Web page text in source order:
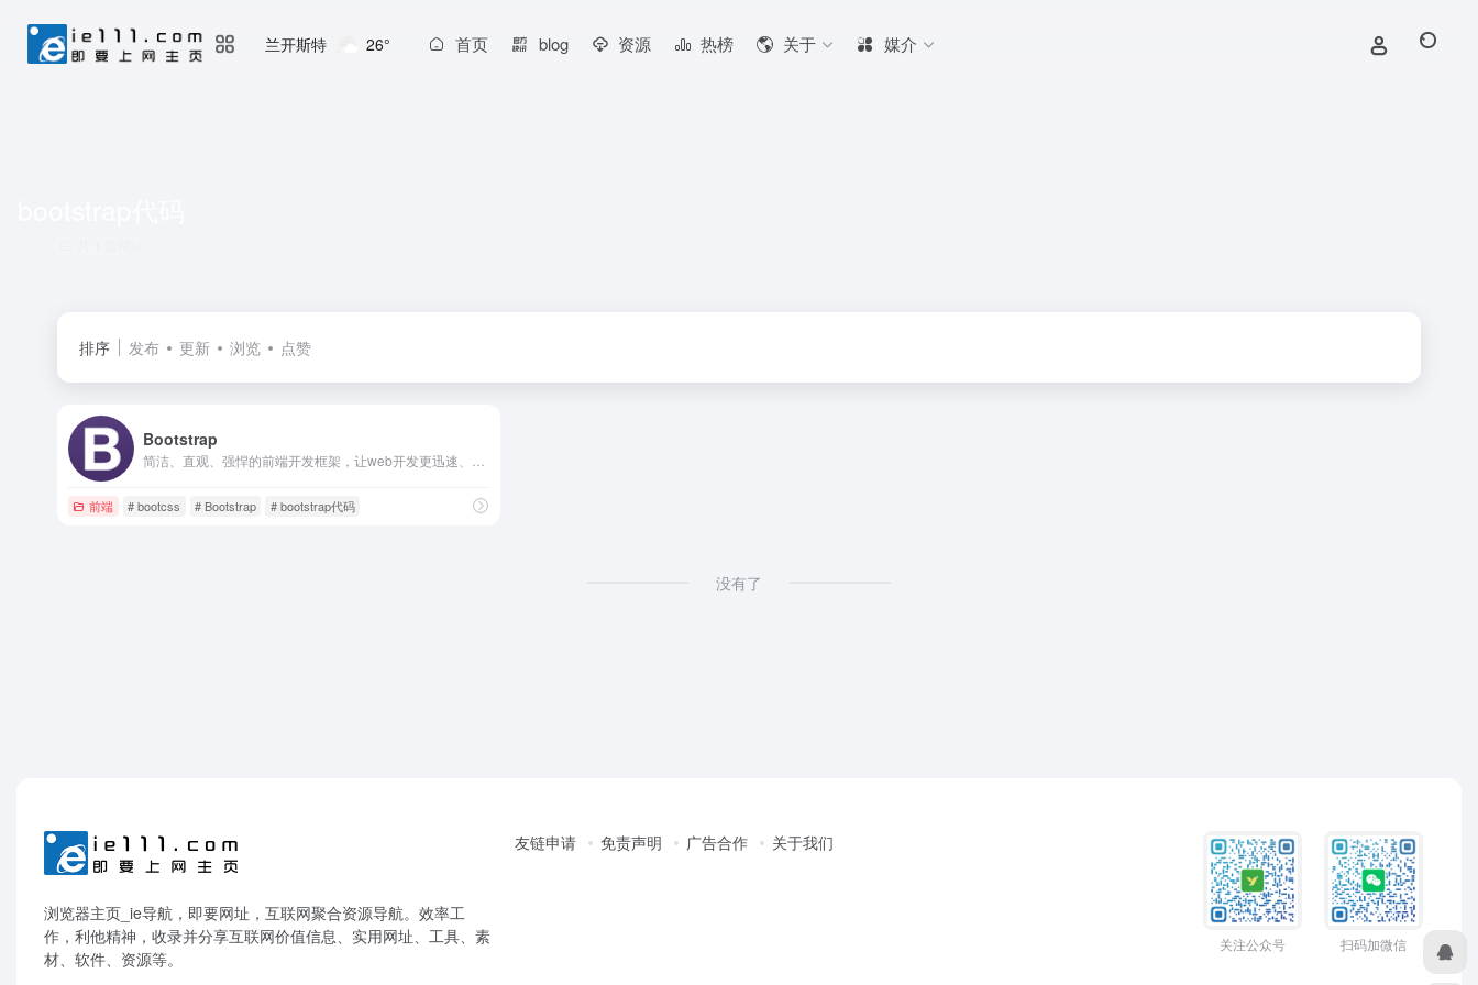
兰开斯特 26° 首页 blog 资源 热榜 关于 媒介
排序 发布 更新 浏览 点赞
Bootstrap
前端 # bootcss # Bootstrap # bootstrap代码
没有了
浏览器主页_ie导航，即要网址，互联网聚合资源导航。效率工
作，利他精神，收录并分享互联网价值信息、实用网址、工具、素
材、软件、资源等。
友链申请 免责声明 广告合作 关于我们
关注公众号 扫码加微信